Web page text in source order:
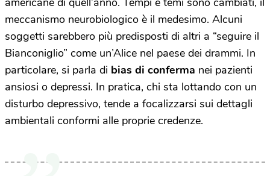
meccanismo neurobiologico è il medesimo. Alcuni
soggetti sarebbero più predisposti di altri a “seguire il
Bianconiglio” come un’Alice nel paese dei drammi. In
particolare, si parla di bias di conferma nei pazienti
ansiosi o depressi. In pratica, chi sta lottando con un
disturbo depressivo, tende a focalizzarsi sui dettagli
ambientali conformi alle proprie credenze.